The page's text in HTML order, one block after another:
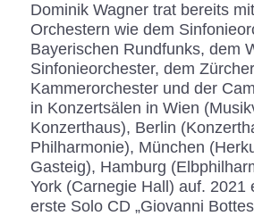
Dominik Wagner trat bereits
Orchestern wie dem
Bayerischen Rundfunks, dem
Sinfonieorchester, dem Zürcher
Kammerorchester und der
in Konzertsälen in Wien
Konzerthaus), Berlin
Philharmonie), München
Gasteig), Hamburg
York (Carnegie Hall) auf. 2021
erste Solo CD „Giovanni